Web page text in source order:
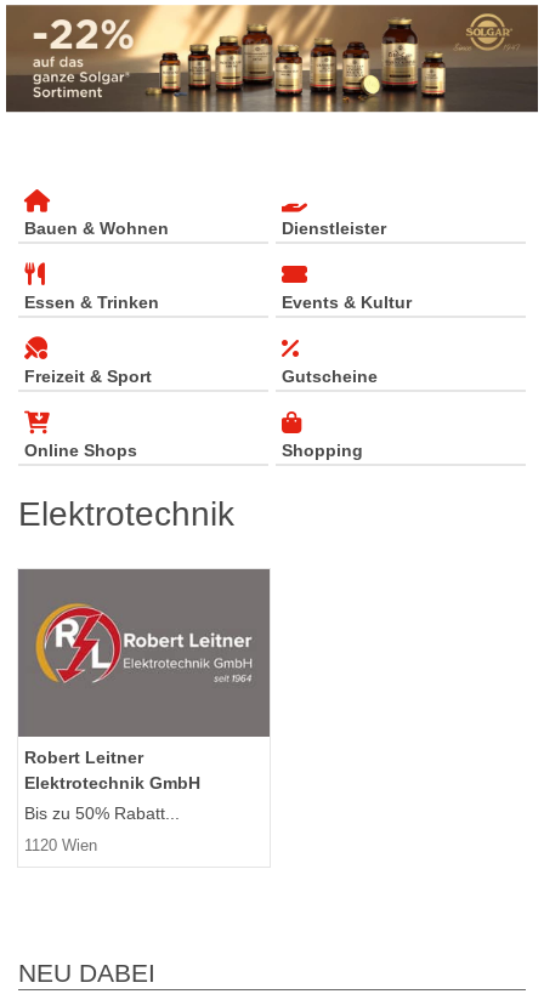
Bauen & Wohnen Dienstleister
Essen & Trinken Events & Kultur
Freizeit & Sport Gutscheine
Online Shops Shopping
Elektrotechnik
Robert Leitner
Elektrotechnik GmbH
Bis zu 50% Rabatt...
1120 Wien
NEU DABEI